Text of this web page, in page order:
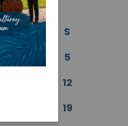
S
5
12
19